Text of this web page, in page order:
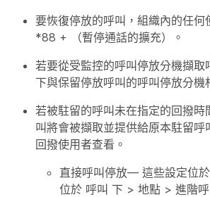
要恢復停放的呼叫，組織內的任何
*88 + （暫停通話的擴充）。
若要從受監控的呼叫停放分機擷取
下與保留停放呼叫的呼叫停放分機
若被駐留的呼叫未在指定的回撥時
叫將會被擷取並提供給原本駐留呼
回撥使用者查看。
直接呼叫停放— 這些設定位於
位於 呼叫 下 > 地點 > 進階